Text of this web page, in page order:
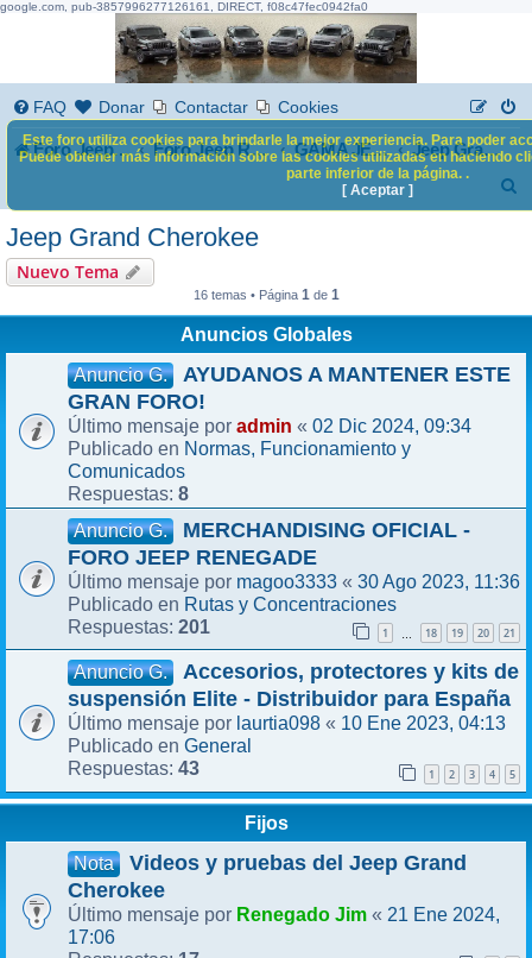
google.com, pub-3857996277126161, DIRECT, f08c47fec0942fa0
FAQ Donar Contactar Cookies
Foro Jeep Renegade Foro Jeep Renegade GAMA JEEP
Jeep Grand Cherokee
a
r
Jeep Grand Cherokee
Nuevo Tema
16 temas • Página 1 de 1
Anuncios Globales
Anuncio G.
AYUDANOS A MANTENER ESTE
GRAN FORO!
Último mensaje por admin « 02 Dic 2024, 09:34
Publicado en Normas, Funcionamiento y
Comunicados
Respuestas: 8
Anuncio G.
MERCHANDISING OFICIAL -
FORO JEEP RENEGADE
Último mensaje por magoo3333 « 30 Ago 2023, 11:36
Publicado en Rutas y Concentraciones
Respuestas: 201 1 … 18 19 20 21
Anuncio G.
Accesorios, protectores y kits de
suspensión Elite - Distribuidor para España
Último mensaje por laurtia098 « 10 Ene 2023, 04:13
Publicado en General
Respuestas: 43 1 2 3 4 5
Fijos
Nota
Videos y pruebas del Jeep Grand
Cherokee
Último mensaje por Renegado Jim « 21 Ene 2024,
17:06
Este foro utiliza cookies para brindarle la mejor experiencia. Para poder
Puede obtener más información sobre las cookies utilizadas en haciendo
parte inferior de la página. .
[ Aceptar ]